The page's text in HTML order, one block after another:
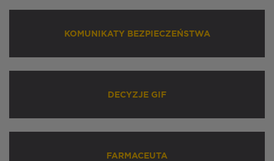
KOMUNIKATY BEZPIECZEŃSTWA
DECYZJE GIF
FARMACEUTA